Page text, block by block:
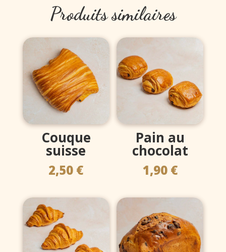
Produits similaires
Couque
suisse
2,50 €
Pain au
chocolat
1,90 €